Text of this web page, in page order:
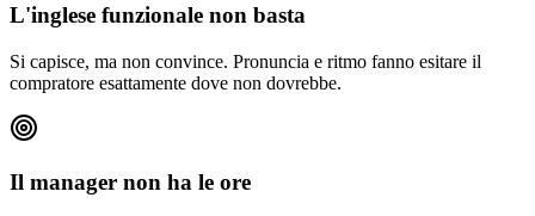
L'inglese funzionale non basta
Si capisce, ma non convince. Pronuncia e ritmo fanno esitare il
compratore esattamente dove non dovrebbe.
Il manager non ha le ore